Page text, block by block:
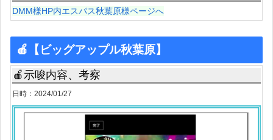
DMM様HP内エスパス秋葉原様ページへ
🍎【ビッグアップル秋葉原】
🍎示唆内容、考察
日時：2024/01/27